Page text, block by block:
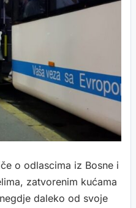
o odlascima iz Bosne i
zatvorenim kućama
daleko od svoje